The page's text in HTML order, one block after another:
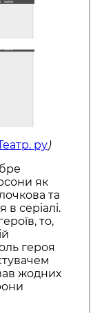
ру)
як
та
в серіалі.
то,
героя
жодних